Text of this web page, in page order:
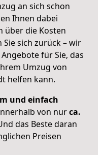
an sich schon
Ihnen dabei
über die Kosten
Sie sich zurück – wir
für Sie, das
Umzug von
helfen kann.
und einfach
von nurca.
das Beste daran
Preisen